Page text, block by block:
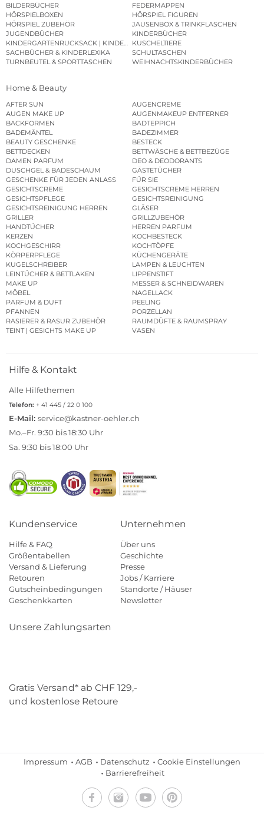
BILDERBÜCHER
FEDERMAPPEN
HÖRSPIELBOXEN
HÖRSPIEL FIGUREN
HÖRSPIEL ZUBEHÖR
JAUSENBOX & TRINKFLASCHEN
JUGENDBÜCHER
KINDERBÜCHER
KINDERGARTENRUCKSACK | KINDERGARTENBEUTEL
KUSCHELTIERE
SACHBÜCHER & KINDERLEXIKA
SCHULTASCHEN
TURNBEUTEL & SPORTTASCHEN
WEIHNACHTSKINDERBÜCHER
Home & Beauty
AFTER SUN
AUGENCREME
AUGEN MAKE UP
AUGENMAKEUP ENTFERNER
BACKFORMEN
BADTEPPICH
BADEMÄNTEL
BADEZIMMER
BEAUTY GESCHENKE
BESTECK
BETTDECKEN
BETTWÄSCHE & BETTBEZÜGE
DAMEN PARFUM
DEO & DEODORANTS
DUSCHGEL & BADESCHAUM
GÄSTETÜCHER
GESCHENKE FÜR JEDEN ANLASS
FÜR SIE
GESICHTSCREME
GESICHTSCREME HERREN
GESICHTSPFLEGE
GESICHTSREINIGUNG
GESICHTSREINIGUNG HERREN
GLÄSER
GRILLER
GRILLZUBEHÖR
HANDTÜCHER
HERREN PARFUM
KERZEN
KOCHBESTECK
KOCHGESCHIRR
KOCHTÖPFE
KÖRPERPFLEGE
KÜCHENGERÄTE
KUGELSCHREIBER
LAMPEN & LEUCHTEN
LEINTÜCHER & BETTLAKEN
LIPPENSTIFT
MAKE UP
MESSER & SCHNEIDWAREN
MÖBEL
NAGELLACK
PARFUM & DUFT
PEELING
PFANNEN
PORZELLAN
RASIERER & RASUR ZUBEHÖR
RAUMDÜFTE & RAUMSPRAY
TEINT | GESICHTS MAKE UP
VASEN
Hilfe & Kontakt
Alle Hilfethemen
Telefon: + 41 445 / 22 0 100
E-Mail: service@kastner-oehler.ch
Mo.–Fr. 9:30 bis 18:30 Uhr
Sa. 9:30 bis 18:00 Uhr
Kundenservice
Hilfe & FAQ
Größentabellen
Versand & Lieferung
Retouren
Gutscheinbedingungen
Geschenkkarten
Unternehmen
Über uns
Geschichte
Presse
Jobs / Karriere
Standorte / Häuser
Newsletter
Unsere Zahlungsarten
Gratis Versand* ab CHF 129,-
und kostenlose Retoure
Impressum AGB Datenschutz
Cookie Einstellungen
Barrierefreiheit